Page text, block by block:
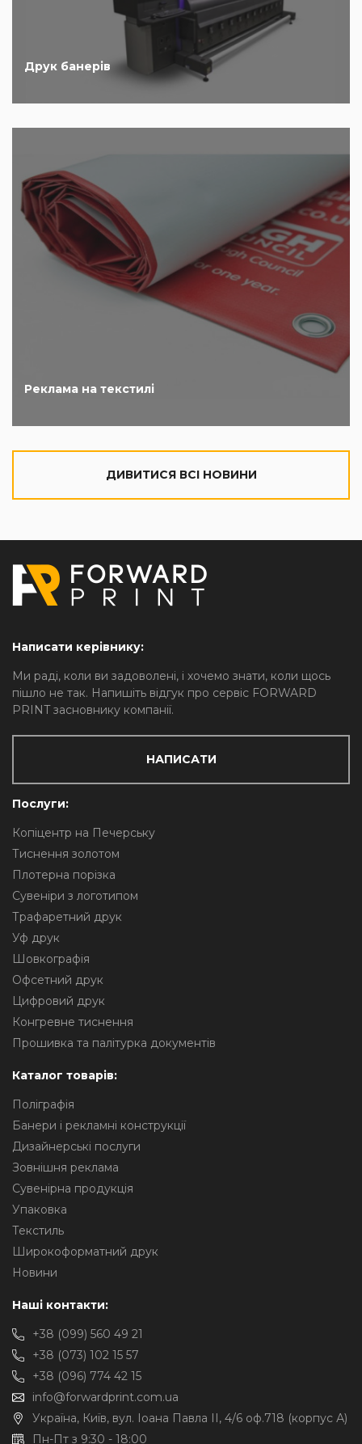
Друк банерів
Реклама на текстилі
ДИВИТИСЯ ВСІ НОВИНИ
Написати керівнику:
Ми раді, коли ви задоволені, і хочемо знати, коли щось
пішло не так. Напишіть відгук про сервіс FORWARD
PRINT засновнику компанії.
НАПИСАТИ
Послуги:
Копіцентр на Печерську
Тиснення золотом
Плотерна порізка
Сувеніри з логотипом
Трафаретний друк
Уф друк
Шовкографія
Офсетний друк
Цифровий друк
Конгревне тиснення
Прошивка та палітурка документів
Каталог товарів:
Поліграфія
Банери і рекламні конструкції
Дизайнерські послуги
Зовнішня реклама
Сувенірна продукція
Упаковка
Текстиль
Широкоформатний друк
Новини
Наші контакти:
+38 (099) 560 49 21
+38 (073) 102 15 57
+38 (096) 774 42 15
info@forwardprint.com.ua
Україна, Київ, вул. Іоана Павла II, 4/6 оф.718 (корпус А)
Пн-Пт з 9:30 - 18:00